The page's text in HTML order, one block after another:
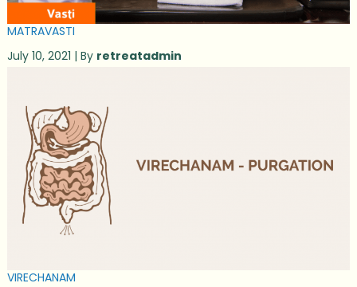
MATRAVASTI
July 10, 2021 | By retreatadmin
VIRECHANAM